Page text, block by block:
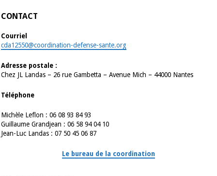
CONTACT
Courriel
cda12550@coordination-defense-sante.org
Adresse postale :
Chez JL Landas – 26 rue Gambetta – Avenue Mich – 44000 Nantes
Téléphone
Michèle Leflon : 06 08 93 84 93
Guillaume Grandjean : 06 58 94 04 10
Jean-Luc Landas : 07 50 45 06 87
Le bureau de la coordination